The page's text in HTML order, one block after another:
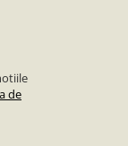
de